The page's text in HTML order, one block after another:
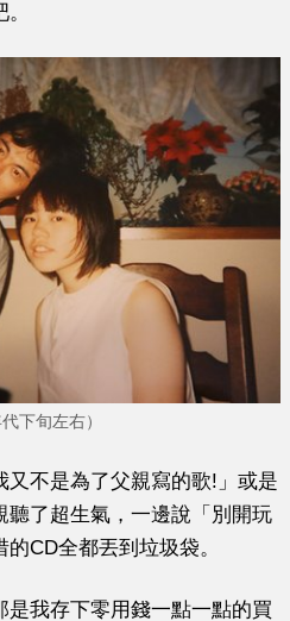
下旬左右）
又不是為了父親寫的歌!」或是
聽了超生氣，一邊說「別開玩
CD全都丟到垃圾袋。
我存下零用錢一點一點的買